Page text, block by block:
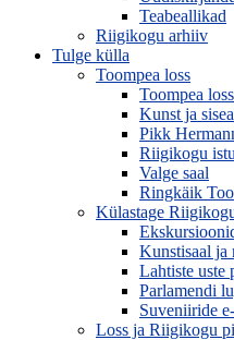
Teabeallikad
Riigikogu arhiiv
Tulge külla
Toompea loss
Toompea
Kunst ja
Pikk
Riigikogu
Valge saal
Ringkäik
Külastage
Kunstisaal ja
Lahtiste uste
Parlamendi
Suveniiride
Loss ja Riigikogu